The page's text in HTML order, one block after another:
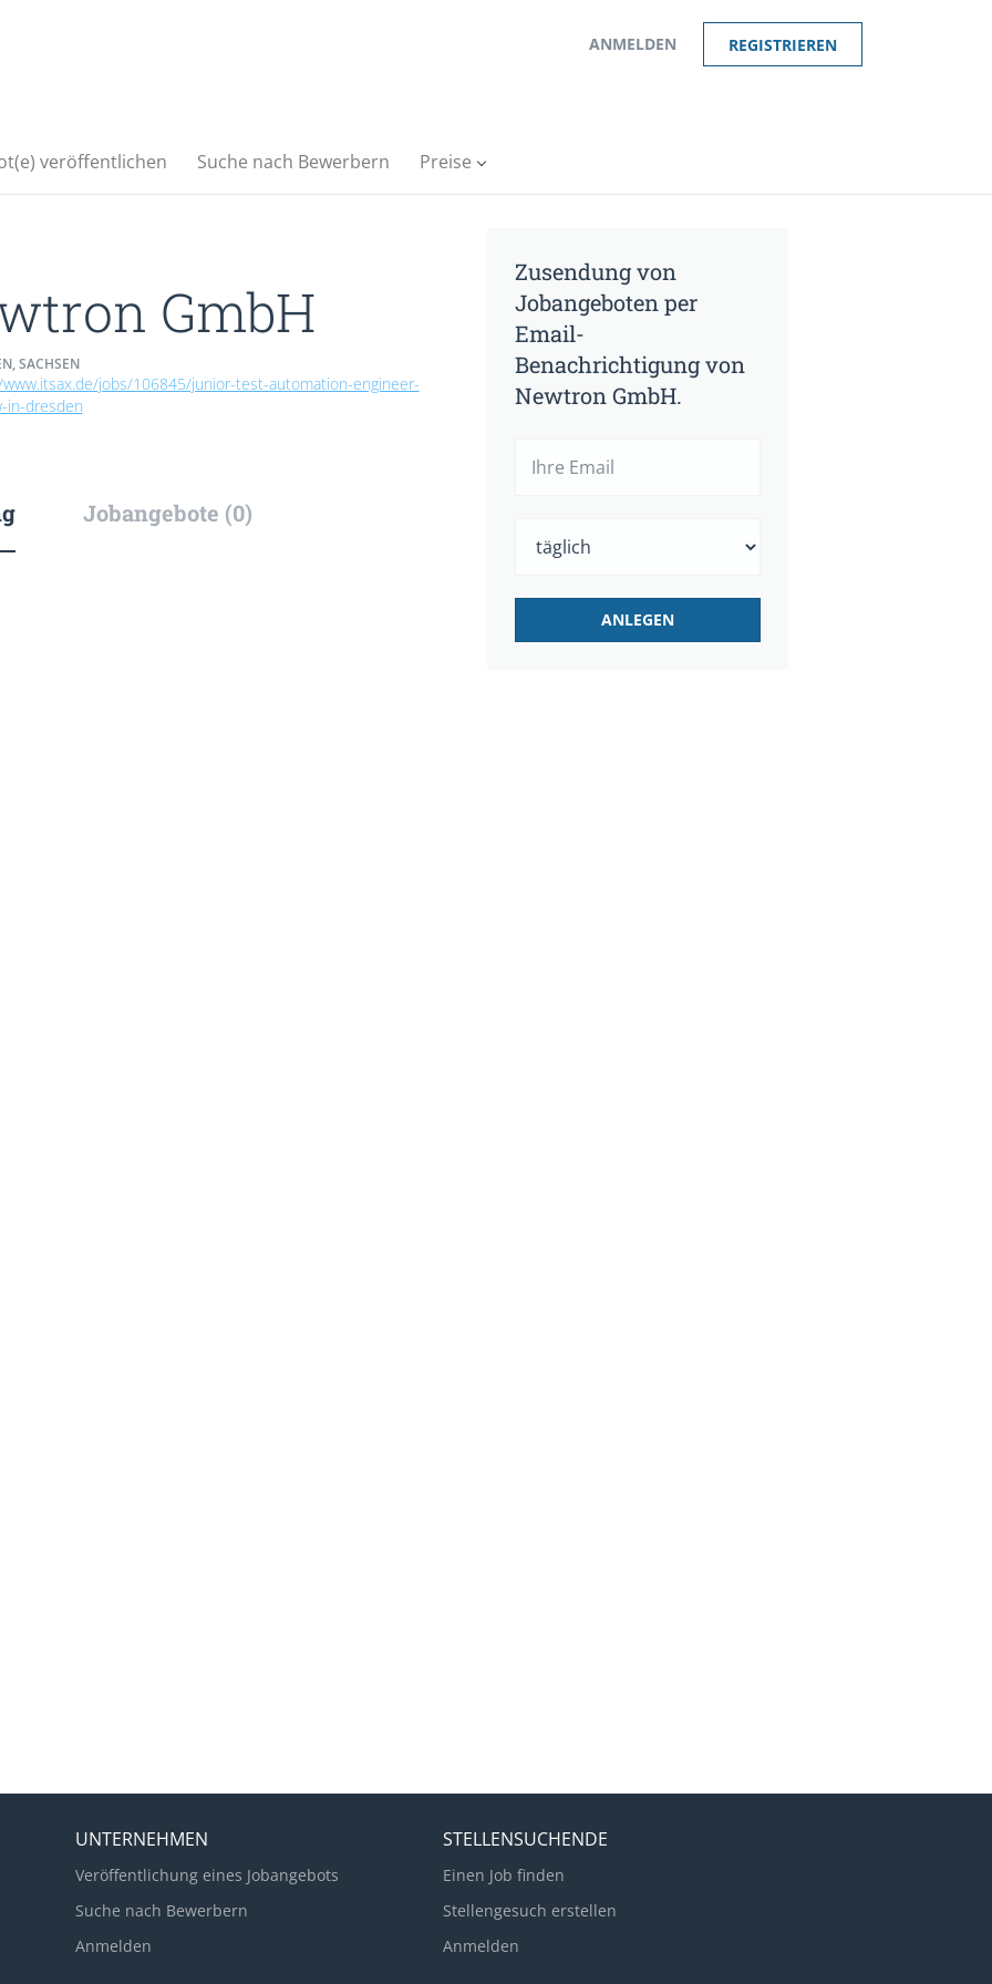
ANMELDEN REGISTRIEREN
veröffentlichen Suche nach Bewerbern Preise
GmbH
SACHSEN
jobs/106845/junior-test-automation-engineer-
in-dresden
Jobangebote (0)
Zusendung von
Jobangeboten per
Email-
Benachrichtigung von
Newtron GmbH.
UNTERNEHMEN
Veröffentlichung eines Jobangebots
Suche nach Bewerbern
Anmelden
STELLENSUCHENDE
Einen Job finden
Stellengesuch erstellen
Anmelden